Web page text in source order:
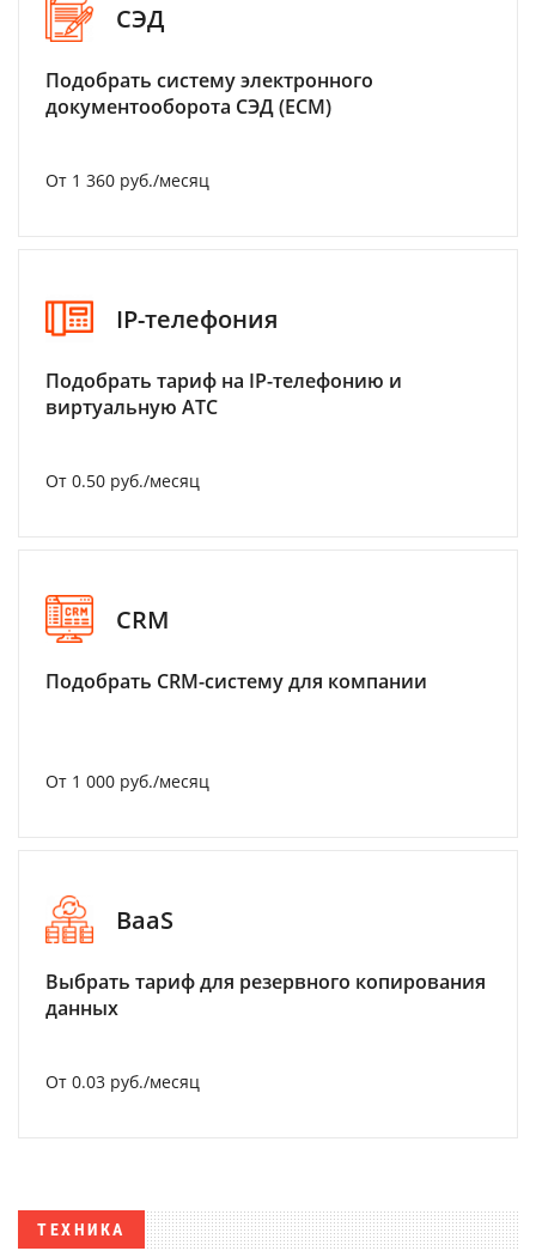
СЭД
Подобрать систему электронного
документооборота СЭД (ECM)
От 1 360 руб./месяц
IP-телефония
Подобрать тариф на IP-телефонию и
виртуальную АТС
От 0.50 руб./месяц
CRM
Подобрать CRM-систему для компании
От 1 000 руб./месяц
BaaS
Выбрать тариф для резервного копирования
данных
От 0.03 руб./месяц
ТЕХНИКА